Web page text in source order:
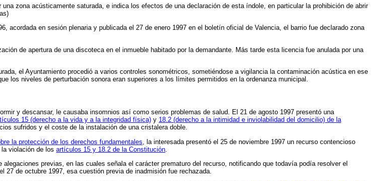
zona acústicamente saturada, e indica los efectos de una declaración de esta índole, en particular la prohibición de abrir
acordada en sesión plenaria y publicada el 27 de enero 1997 en el boletín oficial de Valencia, el barrio fue declarado zona
de apertura de una discoteca en el inmueble habitado por la demandante. Más tarde esta licencia fue anulada por una
el Ayuntamiento procedió a varios controles sonométricos, sometiéndose a vigilancia la contaminación acústica en ese
los niveles de perturbación sonora eran superiores a los límites permitidos en la ordenanza municipal.
y descansar, le causaba insomnios así como serios problemas de salud. El 21 de agosto 1997 presentó una
15 (derecho a la vida y a la integridad física) y 18.2 (derecho a la intimidad e inviolabilidad del domicilio) de la
sufridos y el coste de la instalación de una cristalera doble.
la protección de los derechos fundamentales , la interesada presentó el 25 de noviembre 1997 un recurso contencioso
violación de los artículos 15 y 18.2 de la Constitución
previas, en las cuales señala el carácter prematuro del recurso, notificando que todavía podía resolver el
de octubre 1997, esa cuestión previa de inadmisión fue rechazada.